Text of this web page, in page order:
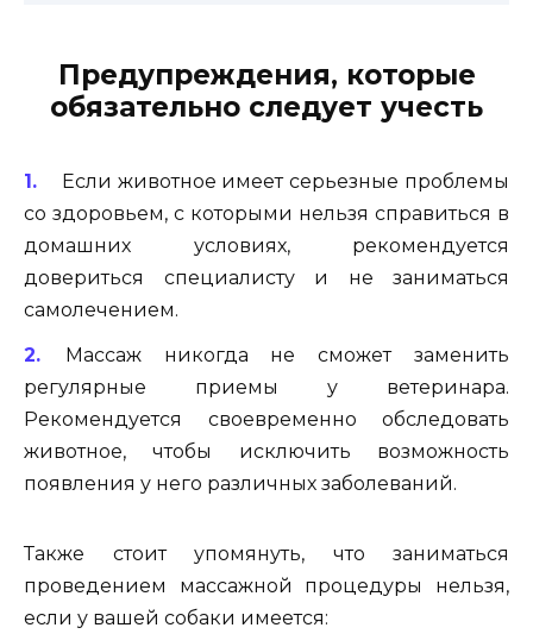
Предупреждения, которые
обязательно следует учесть
Если животное имеет серьезные проблемы
со здоровьем, с которыми нельзя справиться в
домашних условиях, рекомендуется
довериться специалисту и не заниматься
самолечением.
Массаж никогда не сможет заменить
регулярные приемы у ветеринара.
Рекомендуется своевременно обследовать
животное, чтобы исключить возможность
появления у него различных заболеваний.
Также стоит упомянуть, что заниматься
проведением массажной процедуры нельзя,
если у вашей собаки имеется: